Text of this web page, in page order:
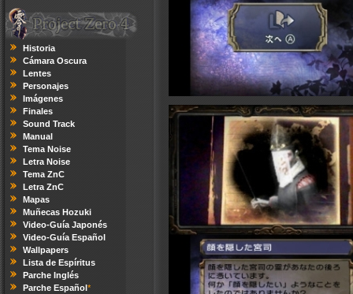
Historia
Cámara Oscura
Lentes
Personajes
Imágenes
Finales
Sound Track
Manual
Tema Noise
Letra Noise
Tema ZnC
Letra ZnC
Mapas
Muñecas Hozuki
Video-Guía Japonés
Video-Guía Español
Wallpapers
Lista de Espíritus
Parche Inglés
Parche Español*